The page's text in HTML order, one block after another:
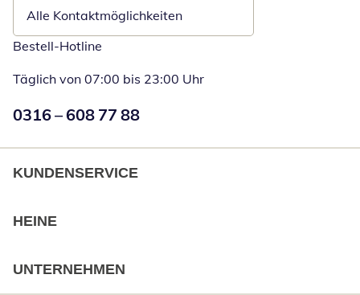
Alle Kontaktmöglichkeiten
Bestell-Hotline
Täglich von 07:00 bis 23:00 Uhr
Numéro de téléphone:
0316 – 608 77 88
KUNDENSERVICE
HEINE
UNTERNEHMEN